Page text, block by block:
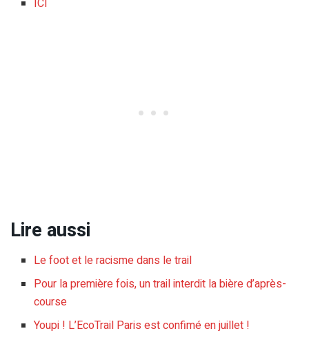
ICI
Lire aussi
Le foot et le racisme dans le trail
Pour la première fois, un trail interdit la bière d’après-
course
Youpi ! L’EcoTrail Paris est confimé en juillet !